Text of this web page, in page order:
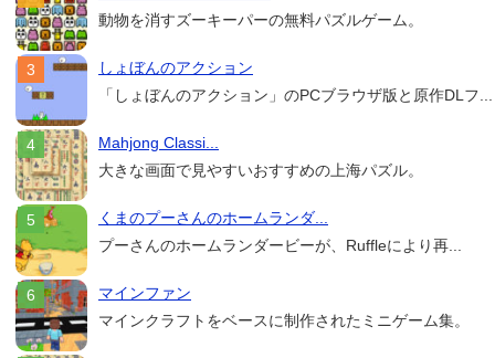
動物を消すズーキーパーの無料パズルゲーム。
しょぼんのアクション
「しょぼんのアクション」のPCブラウザ版と原作DLフ...
Mahjong Classi...
大きな画面で見やすいおすすめの上海パズル。
くまのプーさんのホームランダ...
プーさんのホームランダービーが、Ruffleにより再...
マインファン
マインクラフトをベースに制作されたミニゲーム集。